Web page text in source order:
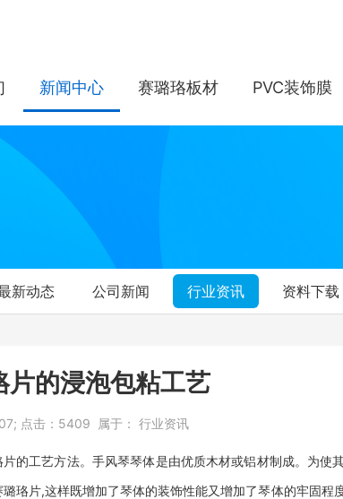
新闻中心 赛璐珞板材 PVC装饰膜
新动态 公司新闻 行业资讯 资料下载
片的浸泡包粘工艺
点击： 5409 属于： 行业资讯
工艺方法。手风琴琴体是由优质木材或铝材制成。为使
珞片,这样既增加了琴体的装饰性能又增加了琴体的牢固程